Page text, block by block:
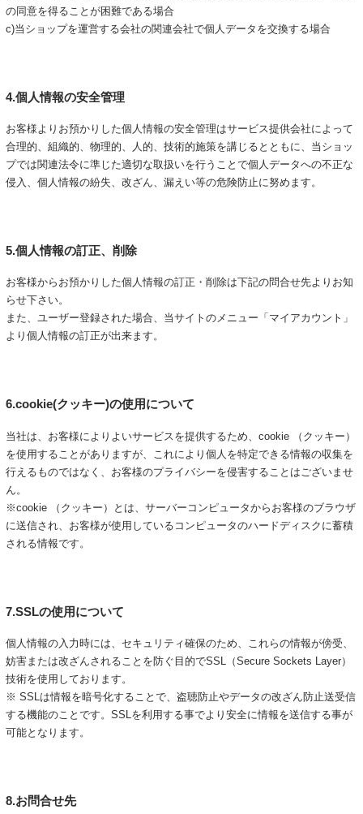
の同意を得ることが困難である場合
c)当ショップを運営する会社の関連会社で個人データを交換する場合
4.個人情報の安全管理
お客様よりお預かりした個人情報の安全管理はサービス提供会社によって
合理的、組織的、物理的、人的、技術的施策を講じるとともに、当ショッ
プでは関連法令に準じた適切な取扱いを行うことで個人データへの不正な
侵入、個人情報の紛失、改ざん、漏えい等の危険防止に努めます。
5.個人情報の訂正、削除
お客様からお預かりした個人情報の訂正・削除は下記の問合せ先よりお知
らせ下さい。
また、ユーザー登録された場合、当サイトのメニュー「マイアカウント」
より個人情報の訂正が出来ます。
6.cookie(クッキー)の使用について
当社は、お客様によりよいサービスを提供するため、cookie （クッキー）
を使用することがありますが、これにより個人を特定できる情報の収集を
行えるものではなく、お客様のプライバシーを侵害することはございませ
ん。
※cookie （クッキー）とは、サーバーコンピュータからお客様のブラウザ
に送信され、お客様が使用しているコンピュータのハードディスクに蓄積
される情報です。
7.SSLの使用について
個人情報の入力時には、セキュリティ確保のため、これらの情報が傍受、
妨害または改ざんされることを防ぐ目的でSSL（Secure Sockets Layer）
技術を使用しております。
※ SSLは情報を暗号化することで、盗聴防止やデータの改ざん防止送受信
する機能のことです。SSLを利用する事でより安全に情報を送信する事が
可能となります。
8.お問合せ先